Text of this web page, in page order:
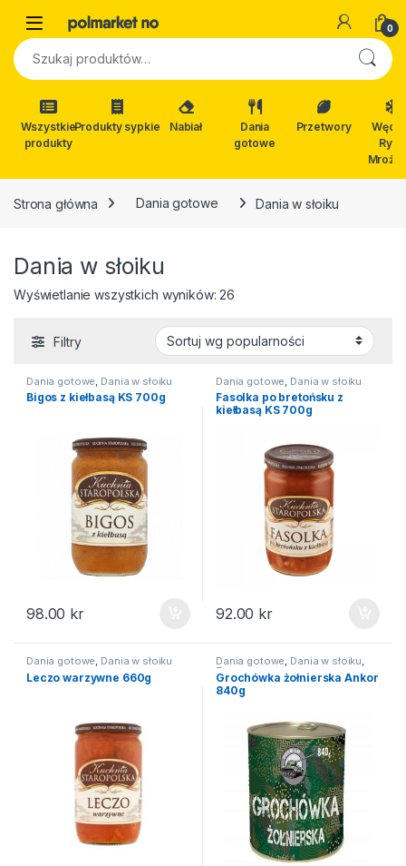
Open 0
Szukaj:
Wszystkie
produkty
Produkty sypkie Nabiał
Dania
gotowe
Przetwory
Ryby
Strona główna Dania gotowe Dania w słoiku
Dania w słoiku
Wyświetlanie wszystkich wyników: 26
Filtry
Dania gotowe Dania w słoiku
Bigos z kiełbasą KS 700g
98.00 kr
Dania gotowe Dania w słoiku
Fasolka po bretońsku z
kiełbasą KS 700g
92.00 kr
Dania gotowe, Dania w słoiku
Leczo warzywne 660g
Dania gotowe, Dania w słoiku,
Zupy gotowe
Grochówka żołnierska Ankor
840g